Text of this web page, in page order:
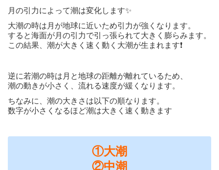
月の引力によって潮は変化します✨
大潮の時は月が地球に近いため引力が強くなります。
すると海面が月の引力で引っ張られて大きく膨らみます。
この結果、潮が大きく速く動く大潮が生まれます❗️
逆に若潮の時は月と地球の距離が離れているため、
潮の動きが小さく、流れる速度が緩くなります。
ちなみに、潮の大きさは以下の順なります。
数字が小さくなるほど潮は大きく速く動きます
①大潮
②中潮